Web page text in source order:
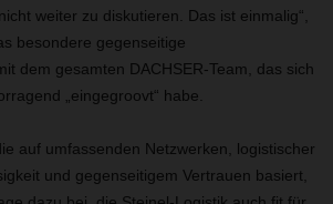
weiter zu diskutieren. Das ist einmalig“,
besondere gegenseitige
dem gesamten DACHSER-Team, das sich
„eingegroovt“ habe.
auf umfassenden Netzwerken, logistischer
und gegenseitigem Vertrauen basiert,